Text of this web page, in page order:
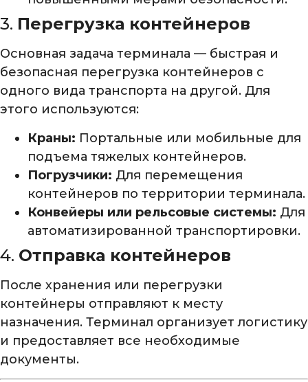
3. Перегрузка контейнеров
Основная задача терминала — быстрая и
безопасная перегрузка контейнеров с
одного вида транспорта на другой. Для
этого используются:
Краны: Портальные или мобильные для
подъема тяжелых контейнеров.
Погрузчики: Для перемещения
контейнеров по территории терминала.
Конвейеры или рельсовые системы: Для
автоматизированной транспортировки.
4. Отправка контейнеров
После хранения или перегрузки
контейнеры отправляют к месту
назначения. Терминал организует логистику
и предоставляет все необходимые
документы.